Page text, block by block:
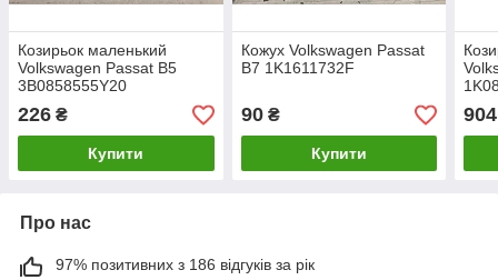
Козирьок маленький
Volkswagen Passat B5
3B0858555Y20
226 ₴
Купити
Кожух Volkswagen Passat
B7 1K1611732F
90₴
Купити
904
Про нас
97% позитивних з 186 відгуків за рік